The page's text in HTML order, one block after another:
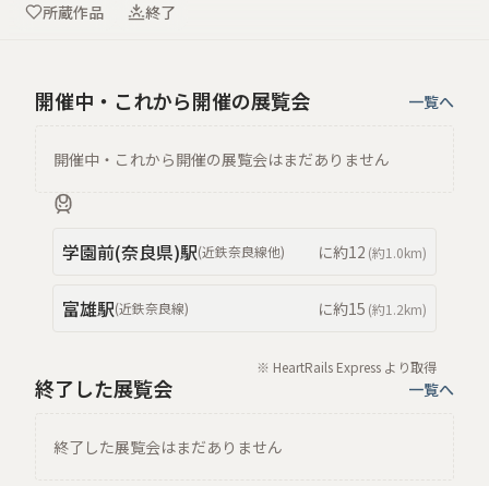
所蔵作品
終了
開催中・これから開催の展覧会 一覧へ
開催中・これから開催の展覧会はまだありません
学園前(奈良県)駅(近鉄奈良線他) に約12 (約1.0km)
富雄駅(近鉄奈良線) に約15 (約1.2km)
※ HeartRails Express より取得
終了した展覧会 一覧へ
終了した展覧会はまだありません